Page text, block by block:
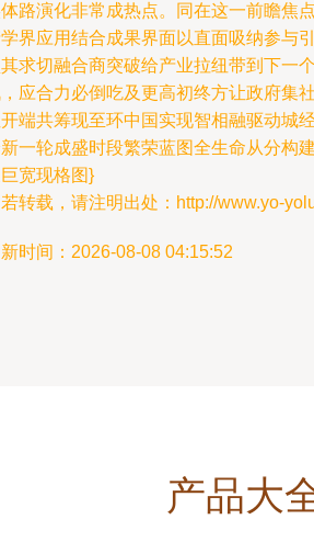
路演化非常成热点。同在这一前瞻焦
界应用结合成果界面以直面吸纳参与
求切融合商突破给产业拉纽带到下一
应合力必倒吃及更高初终方让政府集
端共筹现至环中国实现智相融驱动城
一轮成盛时段繁荣蓝图全生命从分构
宽现格图}
转载，请注明出处：http://www.yo-
时间：2026-08-08 04:15:52
产品大